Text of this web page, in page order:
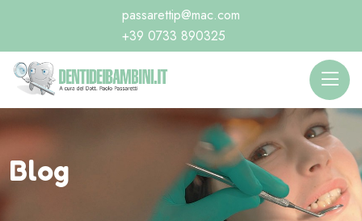
passarettip@mac.com
+39 0733 890325
Blog